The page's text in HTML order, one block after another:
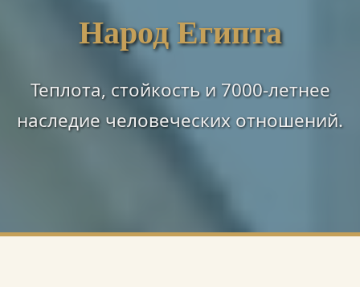
Народ Египта
Теплота, стойкость и 7000-летнее
наследие человеческих отношений.